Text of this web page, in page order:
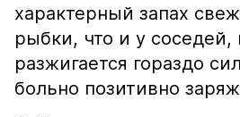
характерный запах
рыбки, что и у соседей,
разжигается гораздо
больно позитивно